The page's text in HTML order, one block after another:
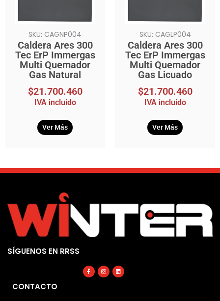
SKU: CAGNP004
Caldera Ares 300
Tec ErP Immergas
Multi Quemador
Gas Natural
$21.700.460
IVA incluido
Ver Más
SKU: CAGLP004
Caldera Ares 300
Tec ErP Immergas
Multi Quemador
Gas Licuado
$21.700.460
IVA incluido
Ver Más
SÍGUENOS EN RRSS
Facebook-
f
Instagram
Linkedin
CONTACTO